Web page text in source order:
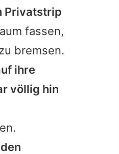
Privatstrip
fassen,
bremsen.
ihre
völlig hin